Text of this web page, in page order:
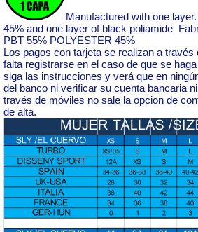
Manufactured with one
45% and one layer of black poliamide
PBT 55% POLYESTER 45%
Los pagos con tarjeta se realizan a
falta registrarse en el caso de que se
siga las instrucciones y verá que en
del banco ni verificar su cuenta bancaria
través de móviles no sale la opcion de
de alta.